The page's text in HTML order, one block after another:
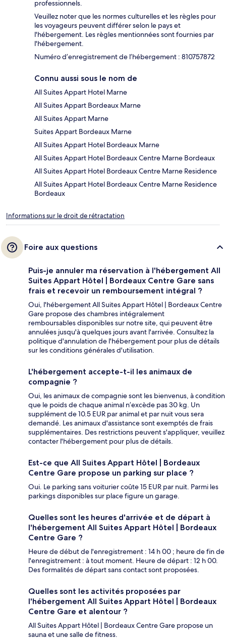
professionnels.
Veuillez noter que les normes culturelles et les règles pour
les voyageurs peuvent différer selon le pays et
l'hébergement. Les règles mentionnées sont fournies par
l'hébergement.
Numéro d’enregistrement de l’hébergement : 810757872
Connu aussi sous le nom de
All Suites Appart Hotel Marne
All Suites Appart Bordeaux Marne
All Suites Appart Marne
Suites Appart Bordeaux Marne
All Suites Appart Hotel Bordeaux Marne
All Suites Appart Hotel Bordeaux Centre Marne Bordeaux
All Suites Appart Hotel Bordeaux Centre Marne Residence
All Suites Appart Hotel Bordeaux Centre Marne Residence
Bordeaux
Informations sur le droit de rétractation
Foire aux questions
Puis-je annuler ma réservation à l'hébergement All
Suites Appart Hôtel | Bordeaux Centre Gare sans
frais et recevoir un remboursement intégral ?
Oui, l'hébergement All Suites Appart Hôtel | Bordeaux Centre
Gare propose des chambres intégralement
remboursables disponibles sur notre site, qui peuvent être
annulées jusqu'à quelques jours avant l'arrivée. Consultez la
politique d'annulation de l'hébergement pour plus de détails
sur les conditions générales d'utilisation.
L'hébergement accepte-t-il les animaux de
compagnie ?
Oui, les animaux de compagnie sont les bienvenus, à condition
que le poids de chaque animal n’excède pas 30 kg. Un
supplément de 10.5 EUR par animal et par nuit vous sera
demandé. Les animaux d'assistance sont exemptés de frais
supplémentaires. Des restrictions peuvent s'appliquer, veuillez
contacter l'hébergement pour plus de détails.
Est-ce que All Suites Appart Hôtel | Bordeaux
Centre Gare propose un parking sur place ?
Oui. Le parking sans voiturier coûte 15 EUR par nuit. Parmi les
parkings disponibles sur place figure un garage.
Quelles sont les heures d'arrivée et de départ à
l'hébergement All Suites Appart Hôtel | Bordeaux
Centre Gare ?
Heure de début de l'enregistrement : 14 h 00 ; heure de fin de
l'enregistrement : à tout moment. Heure de départ : 12 h 00.
Des formalités de départ sans contact sont proposées.
Quelles sont les activités proposées par
l'hébergement All Suites Appart Hôtel | Bordeaux
Centre Gare et alentour ?
All Suites Appart Hôtel | Bordeaux Centre Gare propose un
sauna et une salle de fitness.